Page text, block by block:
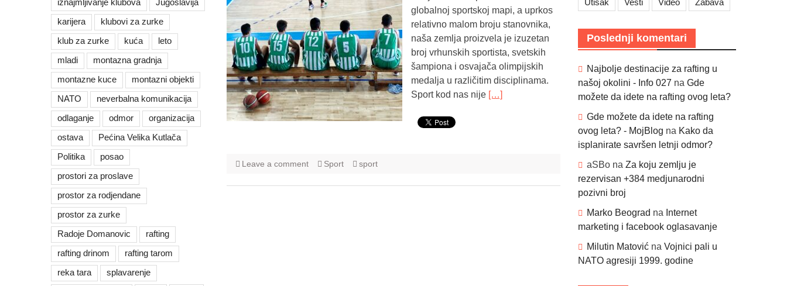
globalnoj sportskoj mapi, a uprkos
relativno malom broju stanovnika,
naša zemlja proizvela je izuzetan
broj vrhunskih sportista, svetskih
šampiona i osvajača olimpijskih
medalja u različitim disciplinama.
Sport kod nas nije […]
Leave a comment Sport sport
Utisak
Vesti Video Zabava
Poslednji komentari
Najbolje destinacije za rafting u
našoj okolini - Info 027 na Gde
možete da idete na rafting ovog leta?
Gde možete da idete na rafting
ovog leta? - MojBlog na Kako da
isplanirate savršen letnji odmor?
aSBo na Za koju zemlju je
rezervisan +384 medjunarodni
pozivni broj
Marko Beograd na Internet
marketing i facebook oglasavanje
Milutin Matović na Vojnici pali u
NATO agresiji 1999. godine
iznajmljivanje klubova
Jugoslavija
karijera
klubovi za zurke
klub za zurke
kuća
leto
mladi
montazna gradnja
montazne kuce
montazni objekti
NATO
neverbalna komunikacija
odlaganje
odmor
organizacija
ostava
Pećina Velika Kutlača
Politika
posao
prostori za proslave
prostor za rodjendane
prostor za zurke
Radoje Domanovic
rafting
rafting drinom
rafting tarom
reka tara
splavarenje